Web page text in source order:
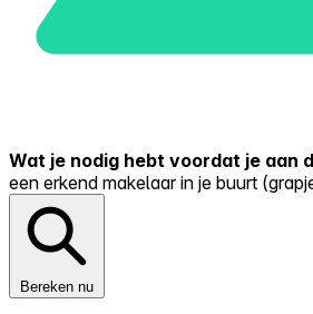
Wat je nodig hebt voordat je aan
een erkend makelaar in je buurt
Bereken nu